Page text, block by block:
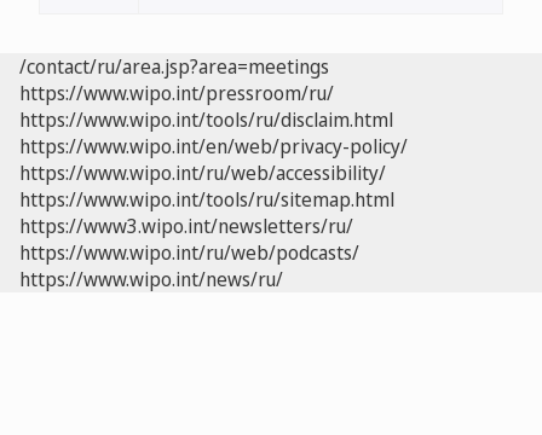
/contact/ru/area.jsp?area=meetings
https://www.wipo.int/pressroom/ru/
https://www.wipo.int/tools/ru/disclaim.html
https://www.wipo.int/en/web/privacy-policy/
https://www.wipo.int/ru/web/accessibility/
https://www.wipo.int/tools/ru/sitemap.html
https://www3.wipo.int/newsletters/ru/
https://www.wipo.int/ru/web/podcasts/
https://www.wipo.int/news/ru/